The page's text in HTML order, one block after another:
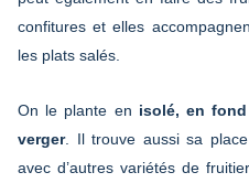
confitures et elles
les plats salés.
On le plante en isolé, en
verger. Il trouve aussi sa
avec d’autres variétés de